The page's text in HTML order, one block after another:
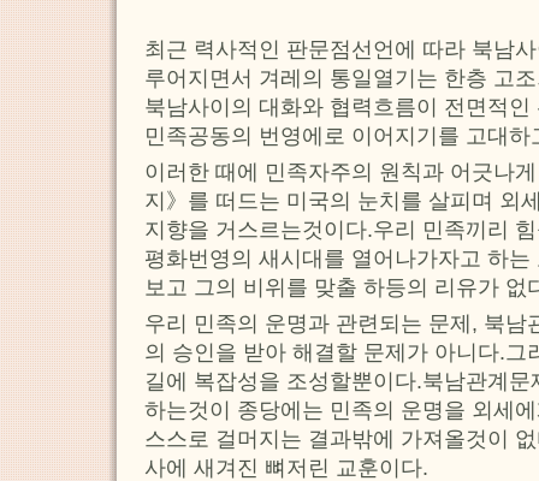
최근 력사적인 판문점선언에 따라 북남
루어지면서 겨레의 통일열기는 한층 고
북남사이의 대화와 협력흐름이 전면적
민족공동의 번영에로 이어지기를 고대하
이러한 때에 민족자주의 원칙과 어긋나
지》를 떠드는 미국의 눈치를 살피며 외
지향을 거스르는것이다.우리 민족끼리
평화번영의 새시대를 열어나가자고 하
보고 그의 비위를 맞출 하등의 리유가 없
우리 민족의 운명과 관련되는 문제, 북남
의 승인을 받아 해결할 문제가 아니다.그
길에 복잡성을 조성할뿐이다.북남관계
하는것이 종당에는 민족의 운명을 외세
스스로 걸머지는 결과밖에 가져올것이
사에 새겨진 뼈저린 교훈이다.